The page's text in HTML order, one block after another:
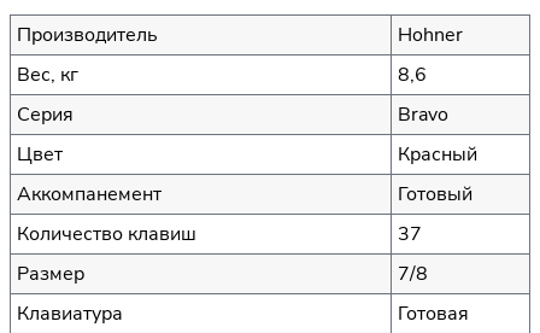
Производитель
Hohner
Вес, кг
8,6
Серия
Bravo
Цвет
Красный
Аккомпанемент
Готовый
Количество клавиш
37
Размер
7/8
Клавиатура
Готовая